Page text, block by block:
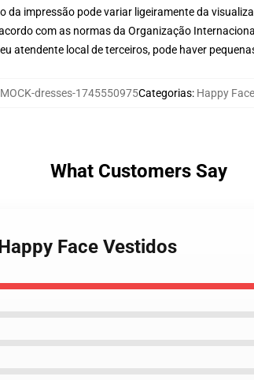
da impressão pode variar ligeiramente da
com as normas da Organização
atendente local de terceiros, pode haver
MOCK-dresses-1745550975Categorias: Happy
What Customers Say
Face Vestidos